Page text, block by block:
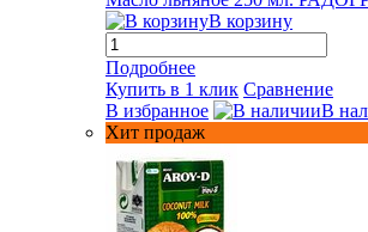
В корзину
Подробнее
Купить в 1 клик Сравнение
В избранное
В
Хит продаж